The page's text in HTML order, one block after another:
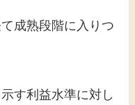
成熟段階に入りつ
す利益水準に対し